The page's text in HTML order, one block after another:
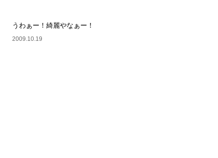
うわぁー！綺麗やなぁー！
2009.10.19